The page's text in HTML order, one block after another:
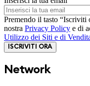
Premendo il tasto “Iscriviti
nostra Privacy Policy e di
Utilizzo dei Siti e di
ISCRIVITI ORA
Network